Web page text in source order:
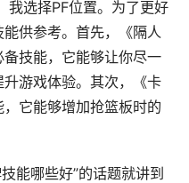
选择PF位置。为了更好
供参考。首先，《隔人
技能，它能够让你尽一
游戏体验。其次，《卡
它能够增加抢篮板时的
能哪些好”的话题就讲到